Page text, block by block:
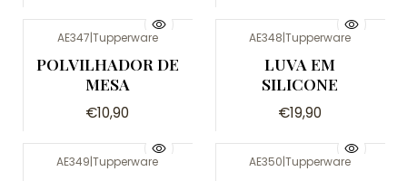
AE347|Tupperware
POLVILHADOR DE
MESA
€10,90
AE348|Tupperware
LUVA EM
SILICONE
€19,90
AE349|Tupperware AE350|Tupperware